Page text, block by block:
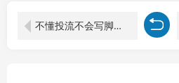
不懂投流不会写脚本？Deepseek帮你搞定！千川去同质化语言体系，抖音个人IP爆单率翻倍